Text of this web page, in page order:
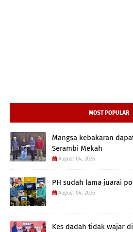
MOST POPULAR
Mangsa kebakaran
Serambi Mekah
August 04, 2026
PH sudah lama juarai
August 04, 2026
Kes dadah tidak wajar